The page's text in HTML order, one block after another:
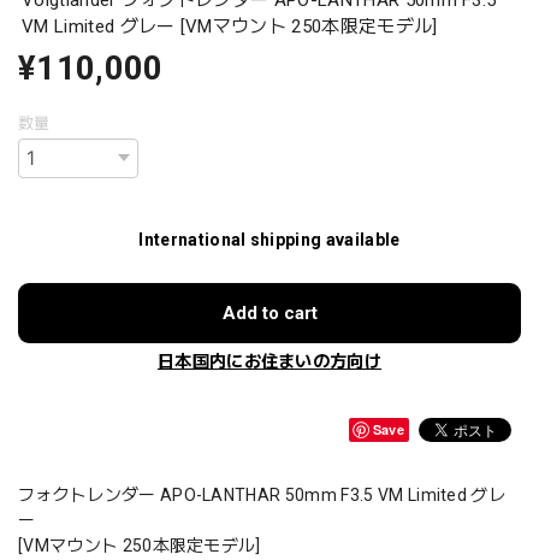
VM Limited グレー [VMマウント 250本限定モデル]
¥110,000
数量
International shipping available
Add to cart
日本国内にお住まいの方向け
Save
フォクトレンダー APO-LANTHAR 50mm F3.5 VM Limited グレ
ー
[VMマウント 250本限定モデル]